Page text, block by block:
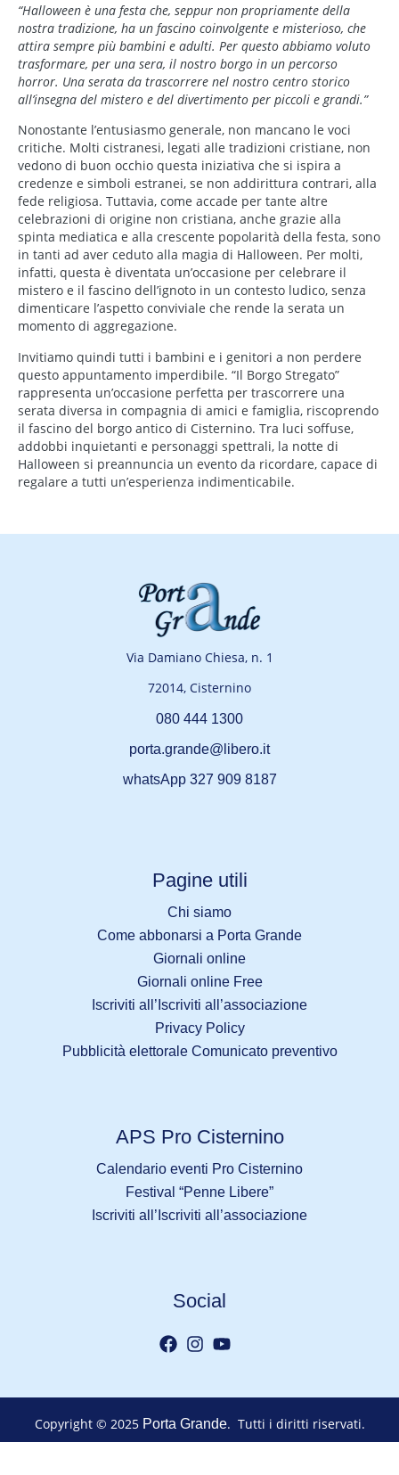
“Halloween è una festa che, seppur non propriamente della
nostra tradizione, ha un fascino coinvolgente e misterioso, che
attira sempre più bambini e adulti. Per questo abbiamo voluto
trasformare, per una sera, il nostro borgo in un percorso
horror. Una serata da trascorrere nel nostro centro storico
all’insegna del mistero e del divertimento per piccoli e grandi.”
Nonostante l’entusiasmo generale, non mancano le voci
critiche. Molti cistranesi, legati alle tradizioni cristiane, non
vedono di buon occhio questa iniziativa che si ispira a
credenze e simboli estranei, se non addirittura contrari, alla
fede religiosa. Tuttavia, come accade per tante altre
celebrazioni di origine non cristiana, anche grazie alla
spinta mediatica e alla crescente popolarità della festa, sono
in tanti ad aver ceduto alla magia di Halloween. Per molti,
infatti, questa è diventata un’occasione per celebrare il
mistero e il fascino dell’ignoto in un contesto ludico, senza
dimenticare l’aspetto conviviale che rende la serata un
momento di aggregazione.
Invitiamo quindi tutti i bambini e i genitori a non perdere
questo appuntamento imperdibile. “Il Borgo Stregato”
rappresenta un’occasione perfetta per trascorrere una
serata diversa in compagnia di amici e famiglia, riscoprendo
il fascino del borgo antico di Cisternino. Tra luci soffuse,
addobbi inquietanti e personaggi spettrali, la notte di
Halloween si preannuncia un evento da ricordare, capace di
regalare a tutti un’esperienza indimenticabile.
Via Damiano Chiesa, n. 1
72014, Cisternino
080 444 1300
porta.grande@libero.it
whatsApp 327 909 8187
Pagine utili
Chi siamo
Come abbonarsi a Porta Grande
Giornali online
Giornali online Free
Iscriviti all’Iscriviti all’associazione
Privacy Policy
Pubblicità elettorale Comunicato preventivo
APS Pro Cisternino
Calendario eventi Pro Cisternino
Festival “Penne Libere”
Iscriviti all’Iscriviti all’associazione
Social
Copyright © 2025 Porta Grande. Tutti i diritti riservati.